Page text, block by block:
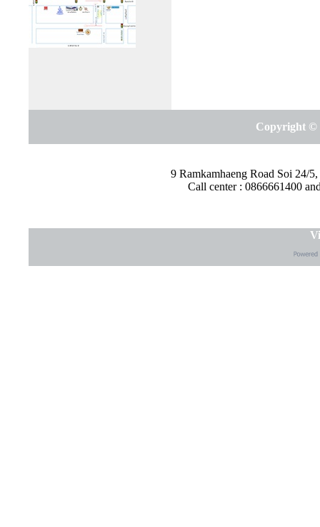
Copyright ©
9 Ramkamhaeng Road Soi 24/
Call center : 0866661400